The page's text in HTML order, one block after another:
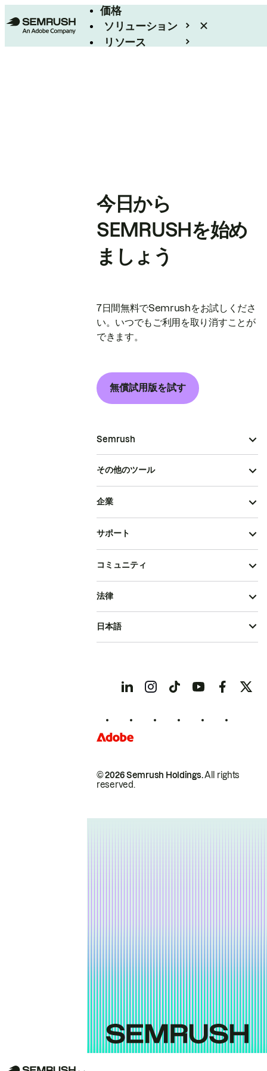
価格
ソリューション
リソース
今日から
SEMRUSHを始め
ましょう
7日間無料でSemrushをお試しくださ
い。いつでもご利用を取り消すことが
できます。
無償試用版を試す
Semrush
その他のツール
企業
サポート
コミュニティ
© 2026 Semrush Holdings.All rights
reserved.
法律
日本語